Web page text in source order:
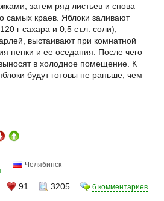
затем ряд листьев и снова
самых краев. Яблоки заливают
г сахара и 0,5 ст.л. соли),
выстаивают при комнатной
пенки и ее оседания. После чего
в холодное помещение. К
будут готовы не раньше, чем
Челябинск
91 3205 6 комментариев